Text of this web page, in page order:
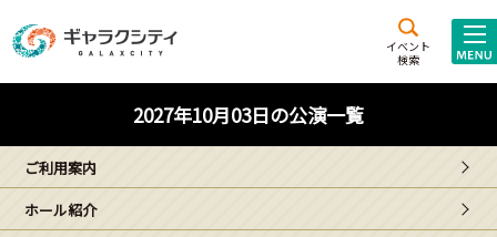
イベント
検索
施設案内
西新井
文化ホール
ギャラクシティとは
2027年10月03日の公演一覧
ご利用案内
ホール紹介